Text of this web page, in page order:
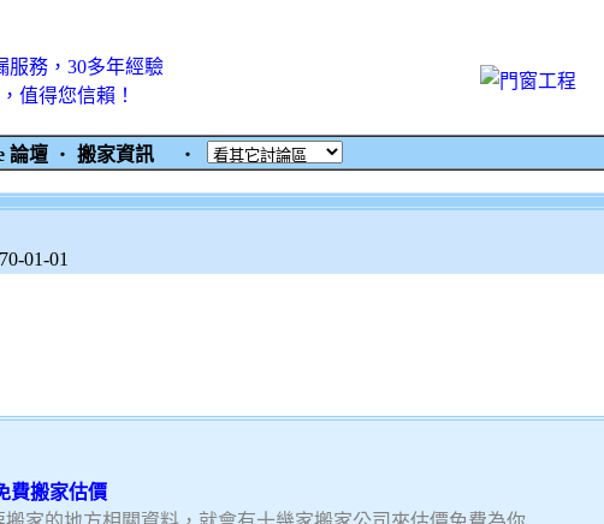
服務，30多年經驗
值得您信賴！
論壇 ‧ 搬家資訊 ‧
01-01
費搬家估價